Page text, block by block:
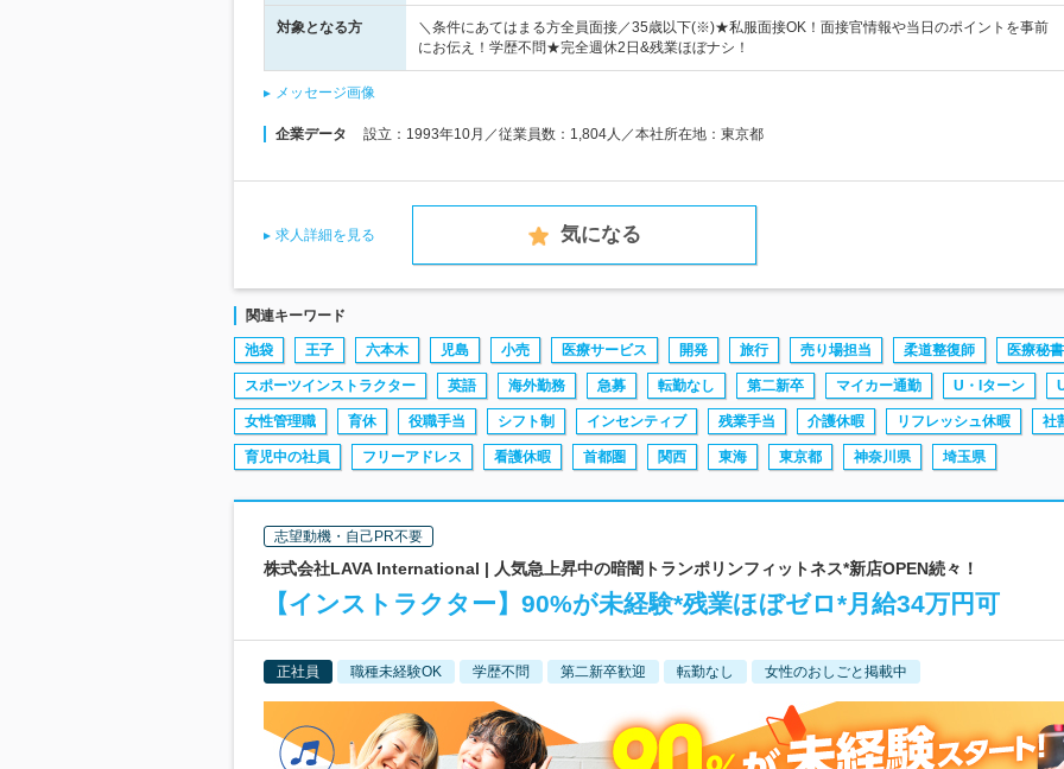
対象となる方
＼条件にあてはまる方全員面接／35歳以下(※)★私服面接OK！面接官情報や当日のポイントを事前
にお伝え！学歴不問★完全週休2日&残業ほぼナシ！
メッセージ画像
企業データ 設立：1993年10月／従業員数：1,804人／本社所在地：東京都
求人詳細を見る 気になる
関連キーワード
池袋 王子 六本木 児島 小売 医療サービス 開発 旅行 売り場担当 柔道整復師 医療秘書
スポーツインストラクター 英語 海外勤務 急募 転勤なし 第二新卒 マイカー通勤 U・Iターン
女性管理職 育休 役職手当 シフト制 インセンティブ 残業手当 介護休暇 リフレッシュ休暇 社
育児中の社員 フリーアドレス 看護休暇 首都圏 関西 東海 東京都 神奈川県 埼玉県
志望動機・自己PR不要
株式会社LAVA International | 人気急上昇中の暗闇トランポリンフィットネス*新店OPEN続々！
【インストラクター】90%が未経験*残業ほぼゼロ*月給34万円可
正社員 職種未経験OK 学歴不問 第二新卒歓迎 転勤なし 女性のおしごと掲載中